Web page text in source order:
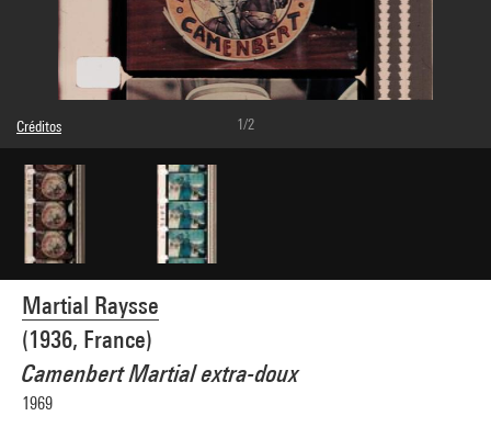
Martial Raysse
(1936, France)
Camenbert Martial extra-doux
1969
Créditos
Leyenda : Photogrammes
© Adagp, Paris
Créditos fotográficos : Centre Pompidou, MNAM-CCI/Hervé Véronèse/Dist.
GrandPalaisRmn
Referencia de la imagen : 4N53478
Difusión de la imagen :
GrandPalaisRmnPhoto
1/2